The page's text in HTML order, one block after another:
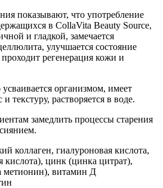
показывают, что употребление
в CollaVita Beauty Source,
и гладкой, замечается
улучшается состояние
регенерация кожи и
организмом, имеет
текстуру, растворяется в воде.
замедлить процессы старения
коллаген, гиалуроновая кислота,
кислота), цинк (цинка цитрат),
метионин), витамин Д